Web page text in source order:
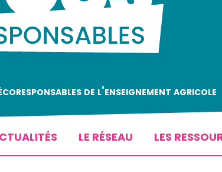
de l'enseignement agricole
LE RÉSEAU LES